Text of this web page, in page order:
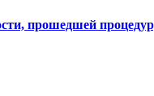
прошедшей